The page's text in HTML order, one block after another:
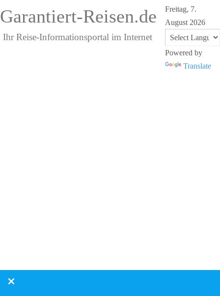
Garantiert-Reisen.de
Ihr Reise-Informationsportal im Internet
Freitag, 7.
August 2026
Powered by
Translate